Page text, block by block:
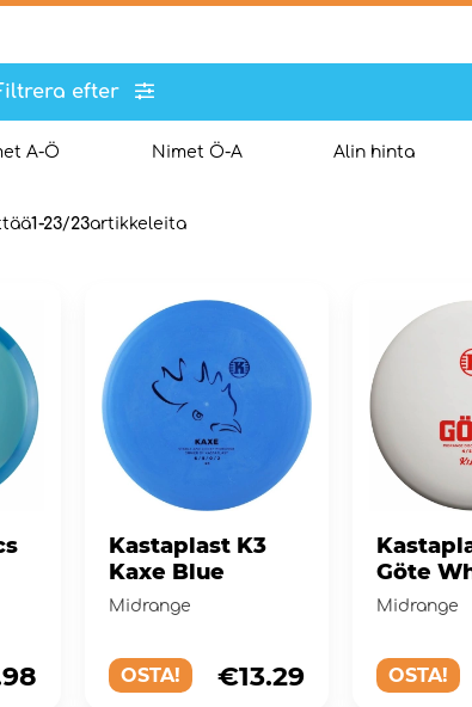
efter
A-Ö Nimet Ö-A Alin hinta
1-23/23artikkeleita
Kastaplast K3
Kaxe Blue
Midrange
OSTA! €13.29
Göte
Midrange
OSTA!